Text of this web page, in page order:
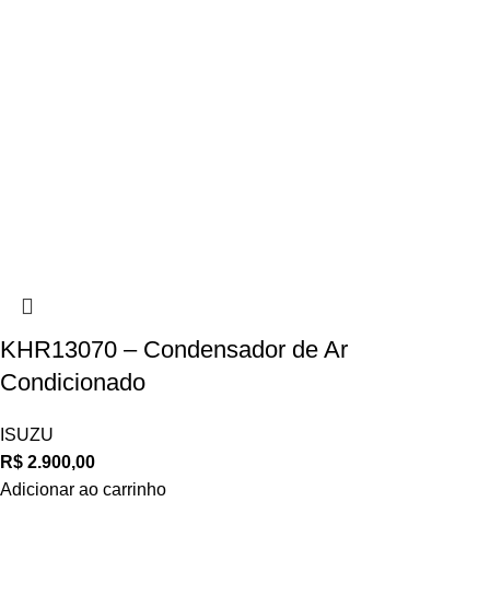
KHR13070 – Condensador de Ar
Condicionado
ISUZU
R$ 2.900,00
Adicionar ao carrinho